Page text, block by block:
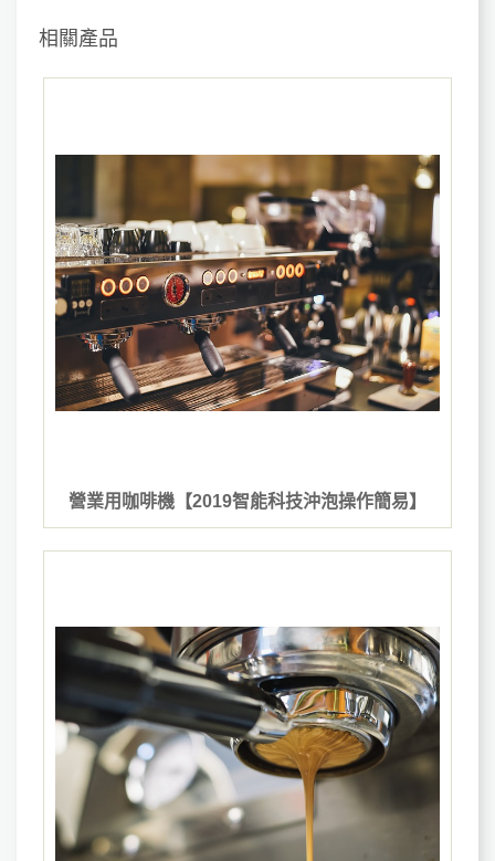
相關產品
營業用咖啡機【2019智能科技沖泡操作簡易】